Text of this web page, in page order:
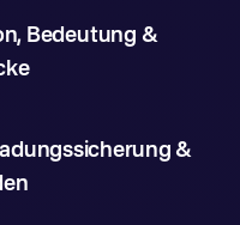
Bedeutung &
&